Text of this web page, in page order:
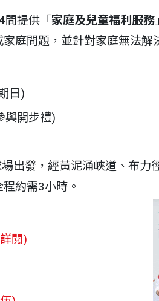
間提供「 家庭及兒童福利服務
庭問題，並針對家庭無法
日)
與開步禮)
出發，經黃泥涌峽道、布
約需3小時。
閱)